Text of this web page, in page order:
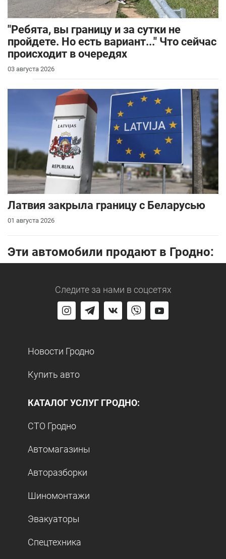
"Ребята, вы границу и за сутки не
пройдете. Но есть вариант..." Что сейчас
происходит в очередях
03 августа 2026
Латвия закрыла границу с Беларусью
01 августа 2026
Эти автомобили продают в Гродно:
Следите за нами в соцсетях
Новости Гродно
Купить авто
КАТАЛОГ УСЛУГ ГРОДНО:
СТО Гродно
Автомагазины
Авторазборки
Шиномонтажи
Эвакуаторы
Спецтехника